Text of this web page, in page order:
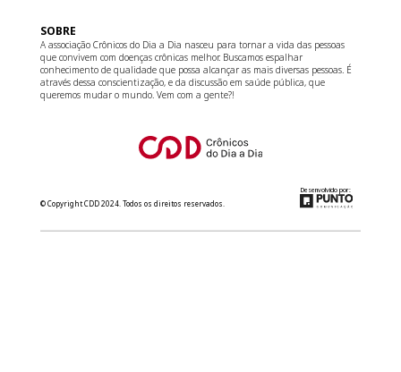
SOBRE
A associação Crônicos do Dia a Dia nasceu para tornar a vida das pessoas
que convivem com doenças crônicas melhor. Buscamos espalhar
conhecimento de qualidade que possa alcançar as mais diversas pessoas. É
através dessa conscientização, e da discussão em saúde pública, que
queremos mudar o mundo. Vem com a gente?!
© Copyright CDD 2024. Todos os direitos reservados.
Desenvolvido por: